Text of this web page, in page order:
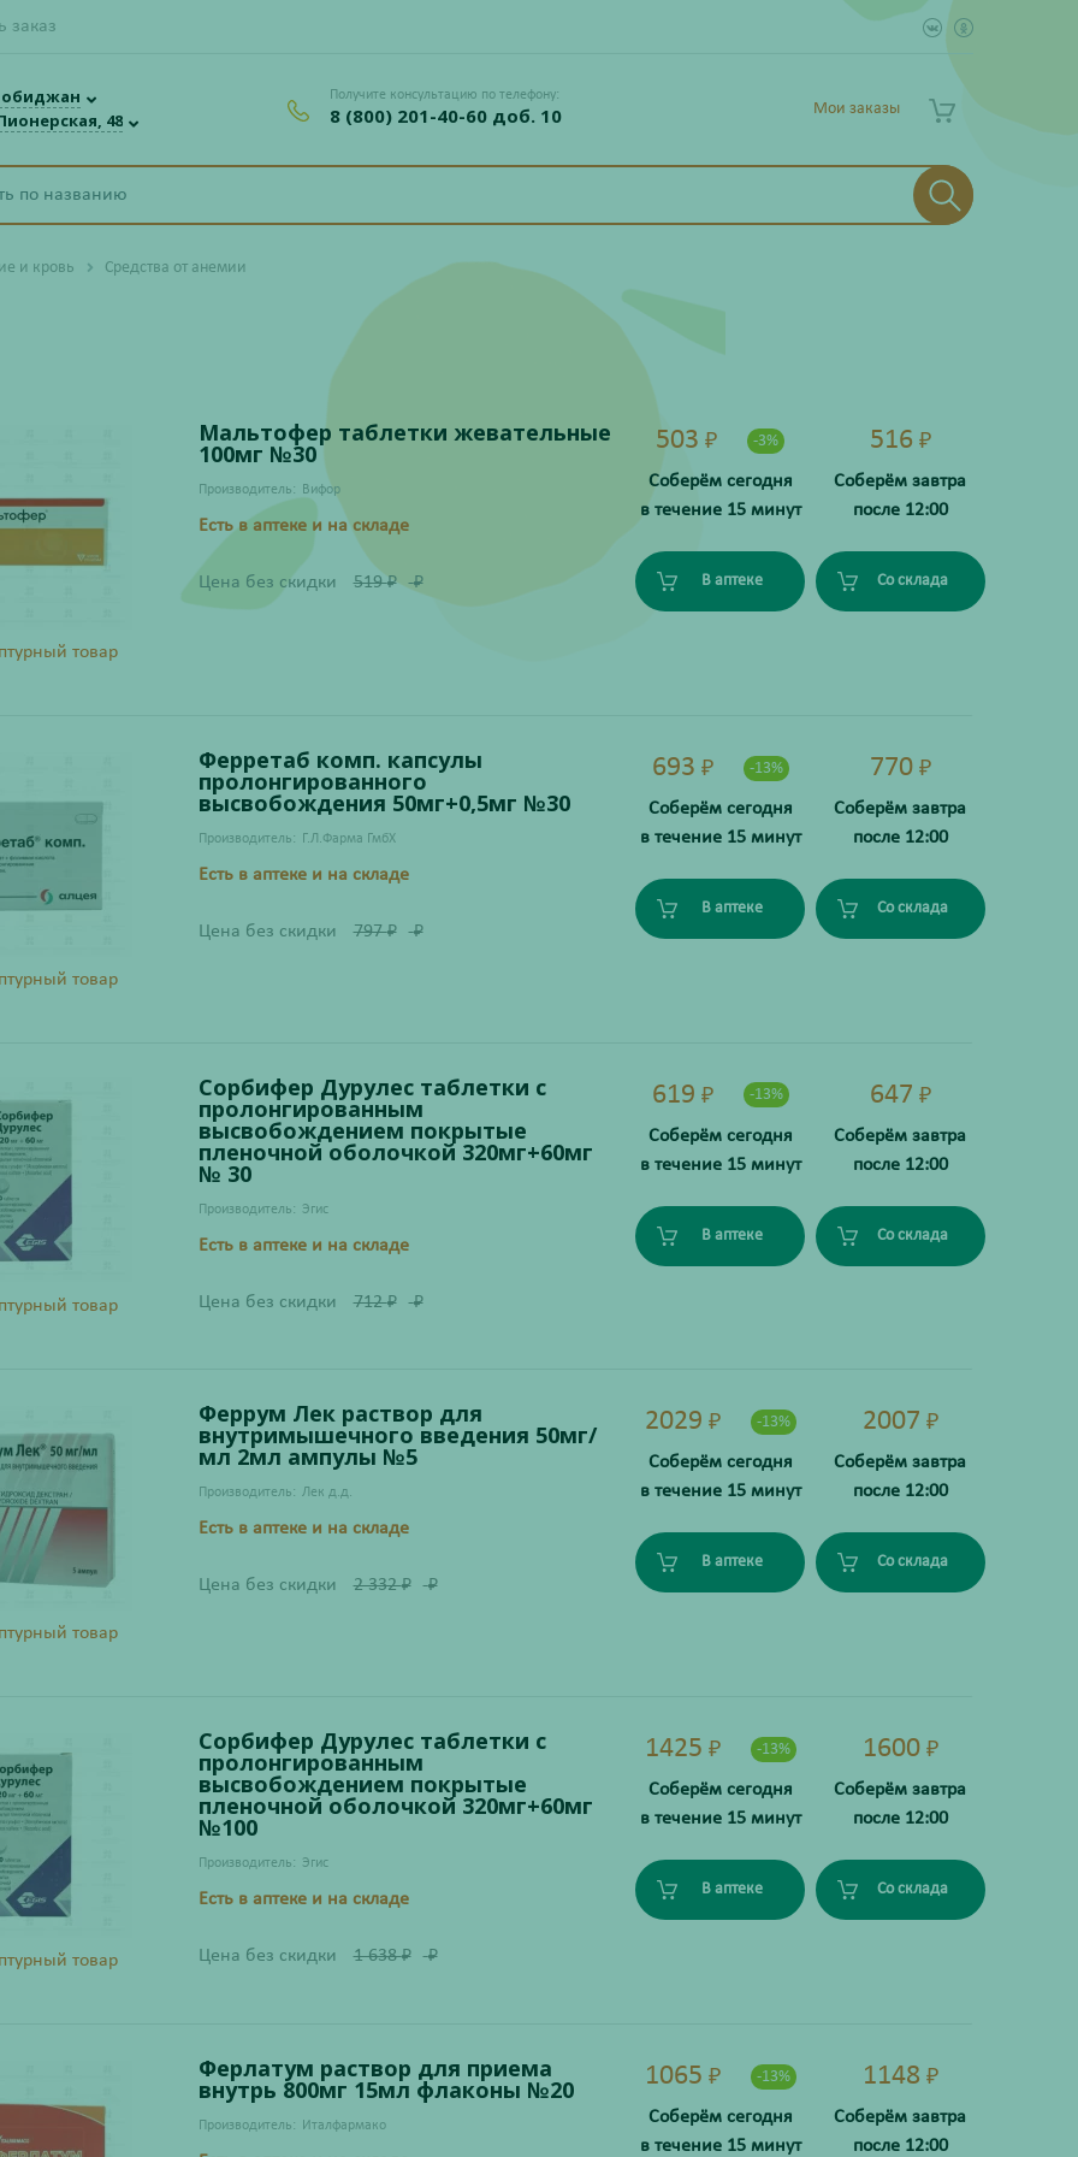
заказ
48
Получите консультацию по телефону:
8 (800) 201-40-60 доб. 10 Мои заказы
и кровь Средства от анемии
товар
Мальтофер таблетки жевательные
100мг №30
Производитель: Вифор
Есть в аптеке и на складе
Цена без скидки 519₽ ₽
503 ₽ -3%
Соберём сегодня
в течение 15 минут
В аптеке
516 ₽
Соберём завтра
после 12:00
Со склада
товар
Ферретаб комп. капсулы
пролонгированного
высвобождения 50мг+0,5мг №30
Производитель: Г.Л.Фарма ГмбХ
Есть в аптеке и на складе
Цена без скидки 797₽ ₽
693 ₽ -13%
Соберём сегодня
в течение 15 минут
В аптеке
770 ₽
Соберём завтра
после 12:00
Со склада
товар
Сорбифер Дурулес таблетки с
пролонгированным
высвобождением покрытые
пленочной оболочкой 320мг+60мг
№ 30
Производитель: Эгис
Есть в аптеке и на складе
Цена без скидки 712₽ ₽
619 ₽ -13%
Соберём сегодня
в течение 15 минут
В аптеке
647 ₽
Соберём завтра
после 12:00
Со склада
товар
Феррум Лек раствор для
внутримышечного введения 50мг/
мл 2мл ампулы №5
Производитель: Лек д.д.
Есть в аптеке и на складе
Цена без скидки 2 332₽ ₽
2029 ₽ -13%
Соберём сегодня
в течение 15 минут
В аптеке
2007 ₽
Соберём завтра
после 12:00
Со склада
товар
Сорбифер Дурулес таблетки с
пролонгированным
высвобождением покрытые
пленочной оболочкой 320мг+60мг
№100
Производитель: Эгис
Есть в аптеке и на складе
Цена без скидки 1 638₽ ₽
1425 ₽ -13%
Соберём сегодня
в течение 15 минут
В аптеке
1600 ₽
Соберём завтра
после 12:00
Со склада
Ферлатум раствор для приема
внутрь 800мг 15мл флаконы №20
Производитель: Италфармако
1065 ₽ -13%
Соберём сегодня
в течение 15 минут
1148 ₽
Соберём завтра
после 12:00